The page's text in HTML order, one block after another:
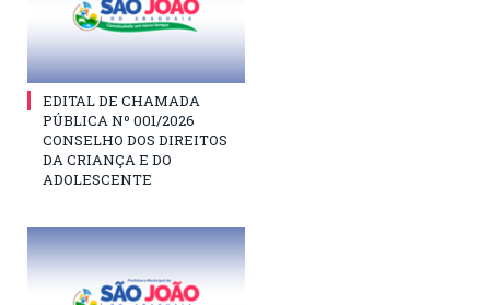
EDITAL DE CHAMADA
PÚBLICA Nº 001/2026
CONSELHO DOS DIREITOS
DA CRIANÇA E DO
ADOLESCENTE